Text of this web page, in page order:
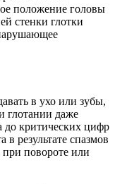
положение головы
стенки глотки
в ухо или зубы,
глотании даже
до критических цифр
результате спазмов
повороте или